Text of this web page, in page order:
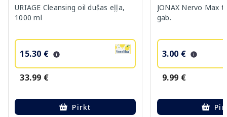
URIAGE Cleansing oil dušas eļļa,
1000 ml
15.30 €
33.99 €
Pirkt
JONAX Nervo Max
gab.
3.00 €
9.99 €